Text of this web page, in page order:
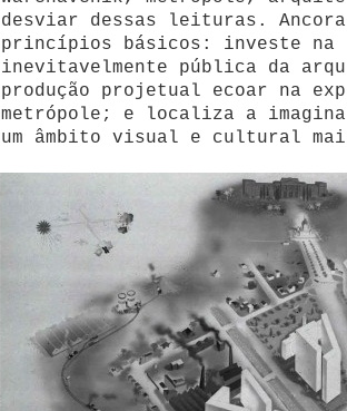
desviar dessas leituras.
princípios básicos: investe na
inevitavelmente pública da
produção projetual ecoar na
metrópole; e localiza a
um âmbito visual e cultural